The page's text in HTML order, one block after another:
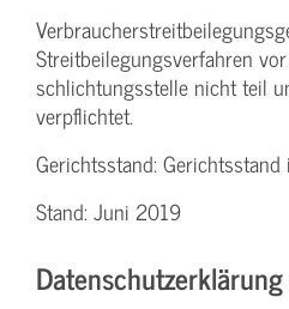
Streit­beilegungs­verfahren
schlichtungs­stelle nicht teil
verpflichtet.
Gerichtsstand:
Stand: Juni 2019